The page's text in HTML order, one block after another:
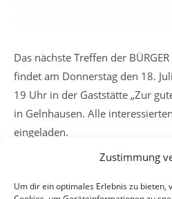
Zustimmung
Um dir ein optimales Erlebnis zu bieten,
Das nächste Treffen der BÜRGER
findet am Donnerstag den 18.
19 Uhr in der Gaststätte „Zur
in Gelnhausen. Alle
eingeladen.
WeitereVorheriger Beitrag